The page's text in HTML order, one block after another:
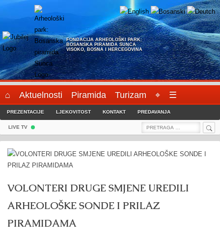
FONDACIJA ARHEOLOŠKI PARK:
BOSANSKA PIRAMIDA SUNCA
VISOKO, BOSNA I HERCEGOVINA
⌂ Aktuelnosti Piramida Turizam ⌖ ☰
PREZENTACIJE LJEKOVITOST KONTAKT PREDAVANJA
LIVE TV
Search
VOLONTERI DRUGE SMJENE UREDILI
ARHEOLOŠKE SONDE I PRILAZ
PIRAMIDAMA